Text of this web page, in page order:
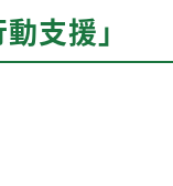
支援」